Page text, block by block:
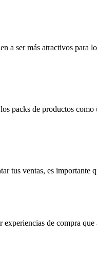
ser más atractivos para
packs de productos
tus ventas, es
experiencias de compra